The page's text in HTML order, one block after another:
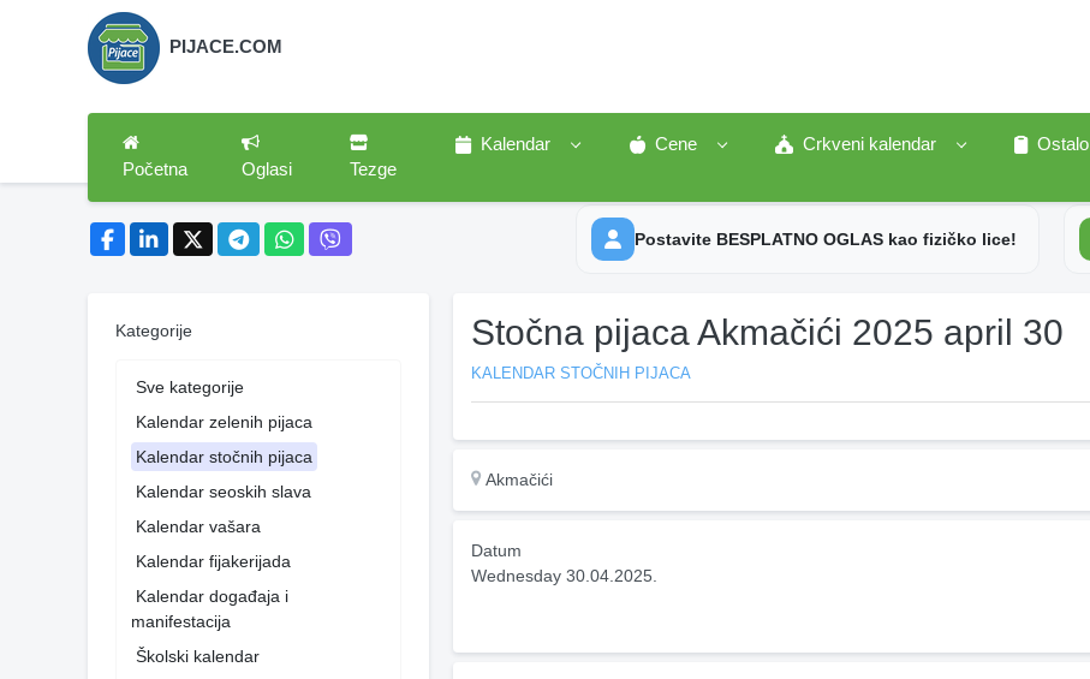
PIJACE.COM
Početna Oglasi Tezge
Kalendar Cene Crkveni kalendar
Ostalo
Postavite BESPLATNO OGLAS kao fizičko lice!
Kategorije
Sve kategorije
Kalendar zelenih pijaca
Kalendar stočnih pijaca
Kalendar seoskih slava
Kalendar vašara
Kalendar fijakerijada
Kalendar događaja i
manifestacija
Školski kalendar
Stočna pijaca Akmačići 2025 april 30
KALENDAR STOČNIH PIJACA
Akmačići
Datum
Wednesday 30.04.2025.